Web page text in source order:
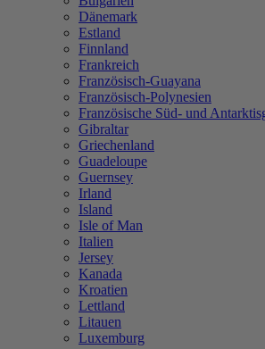
Dänemark
Estland
Finnland
Frankreich
Französisch-Guayana
Französisch-Polynesien
Französische Süd- und
Gibraltar
Griechenland
Guadeloupe
Guernsey
Irland
Island
Isle of Man
Italien
Jersey
Kanada
Kroatien
Lettland
Litauen
Luxemburg